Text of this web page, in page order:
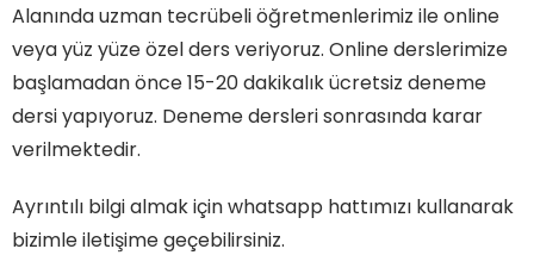
Alanında uzman tecrübeli öğretmenlerimiz ile online
veya yüz yüze özel ders veriyoruz. Online derslerimize
başlamadan önce 15-20 dakikalık ücretsiz deneme
dersi yapıyoruz. Deneme dersleri sonrasında karar
verilmektedir.
Ayrıntılı bilgi almak için whatsapp hattımızı kullanarak
bizimle iletişime geçebilirsiniz.